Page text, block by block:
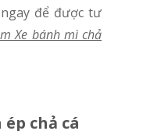
để được tư
Xe bánh mì chả
ép chả cá